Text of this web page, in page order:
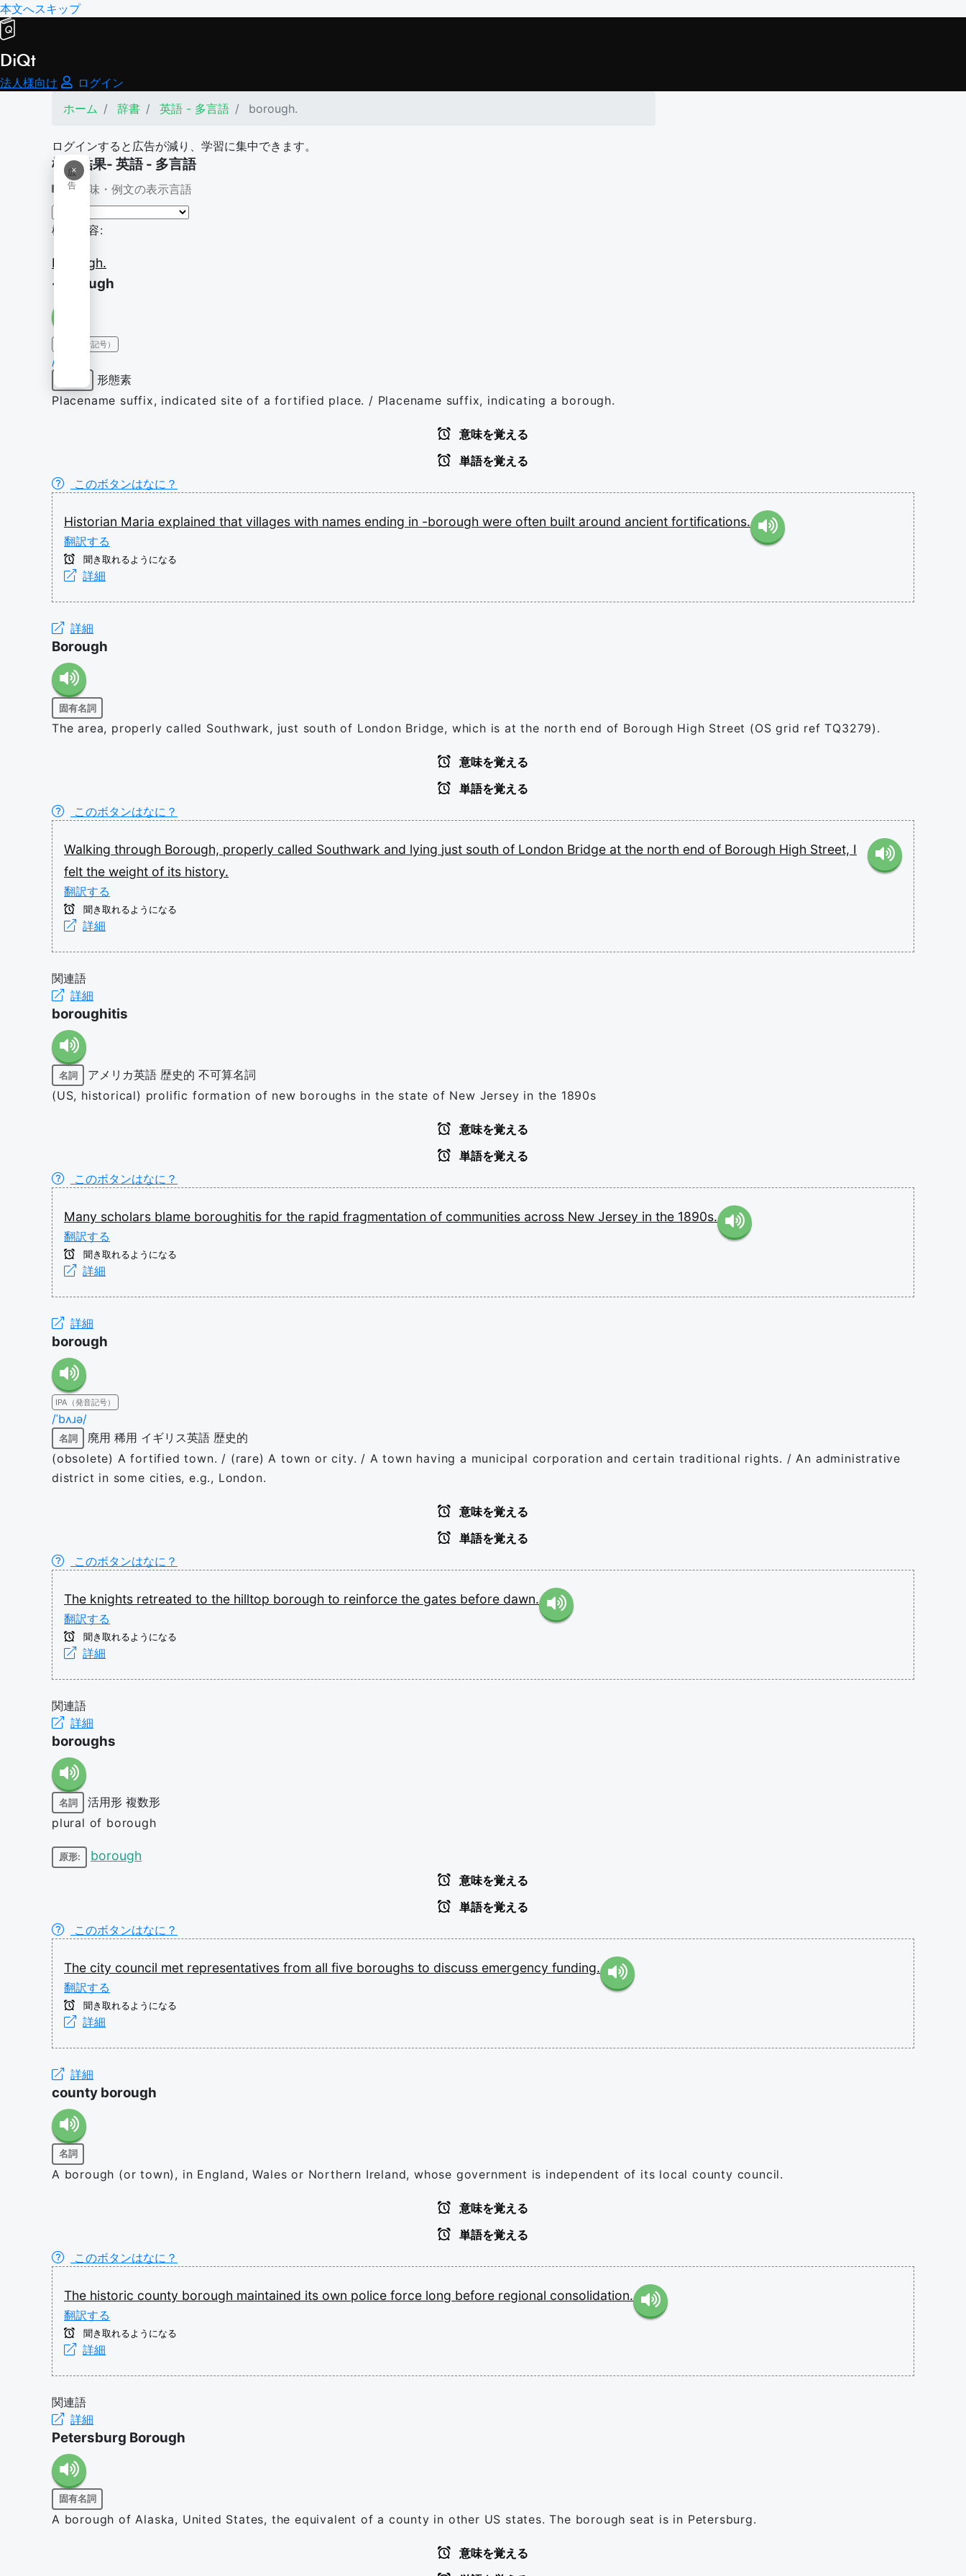
本文へスキップ
DiQt
法人様向け
ログイン
ホーム
辞書 英語 - 多言語 borough.
ログインすると広告が減り、学習に集中できます。
×
広
告
検索結果- 英語 - 多言語
意味・例文の表示言語
検索内容:
borough.
-borough
IPA（発音記号）
/-bɹə/
形態素
Placename suffix, indicated site of a fortified place. / Placename suffix, indicating a borough.
意味を覚える
単語を覚える
このボタンはなに？
Historian Maria explained that villages with names ending in -borough were often built around ancient fortifications.
翻訳する
聞き取れるようになる
詳細
詳細
Borough
固有名詞
The area, properly called Southwark, just south of London Bridge, which is at the north end of Borough High Street (OS grid ref TQ3279).
意味を覚える
単語を覚える
このボタンはなに？
Walking through Borough, properly called Southwark and lying just south of London Bridge at the north end of Borough High Street, I
felt the weight of its history.
翻訳する
聞き取れるようになる
詳細
関連語
詳細
boroughitis
名詞 アメリカ英語 歴史的 不可算名詞
(US, historical) prolific formation of new boroughs in the state of New Jersey in the 1890s
意味を覚える
単語を覚える
このボタンはなに？
Many scholars blame boroughitis for the rapid fragmentation of communities across New Jersey in the 1890s.
翻訳する
聞き取れるようになる
詳細
詳細
borough
IPA（発音記号）
/ˈbʌɹə/
名詞 廃用 稀用 イギリス英語 歴史的
(obsolete) A fortified town. / (rare) A town or city. / A town having a municipal corporation and certain traditional rights. / An administrative
district in some cities, e.g., London.
意味を覚える
単語を覚える
このボタンはなに？
The knights retreated to the hilltop borough to reinforce the gates before dawn.
翻訳する
聞き取れるようになる
詳細
関連語
詳細
boroughs
名詞 活用形 複数形
plural of borough
原形: borough
意味を覚える
単語を覚える
このボタンはなに？
The city council met representatives from all five boroughs to discuss emergency funding.
翻訳する
聞き取れるようになる
詳細
詳細
county borough
名詞
A borough (or town), in England, Wales or Northern Ireland, whose government is independent of its local county council.
意味を覚える
単語を覚える
このボタンはなに？
The historic county borough maintained its own police force long before regional consolidation.
翻訳する
聞き取れるようになる
詳細
関連語
詳細
Petersburg Borough
固有名詞
A borough of Alaska, United States, the equivalent of a county in other US states. The borough seat is in Petersburg.
意味を覚える